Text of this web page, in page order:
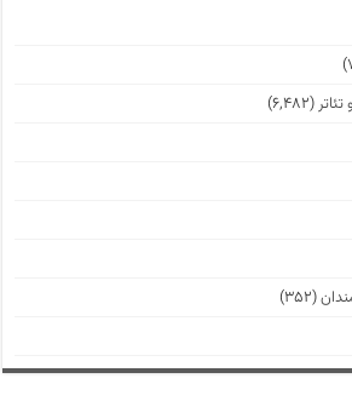
(۶,۴۸۲)
(۳۵۲)